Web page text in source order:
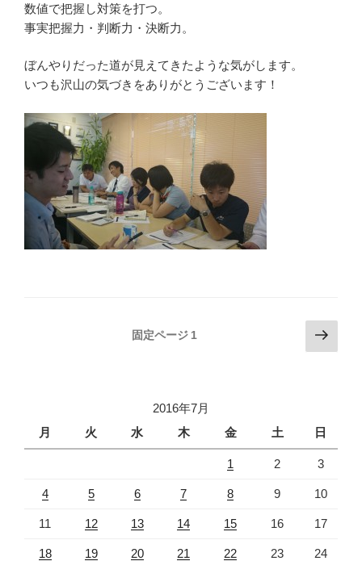
数値で把握し対策を打つ。
事実把握力・判断力・決断力。
ぼんやりだった道が見えてきたような気がします。
いつも沢山の気づきをありがとうございます！
ジ
固定ページ 1
次
の
2016年7月
月
火 水 木 金 土 日
1 2 3
4 5 6 7 8 9 10
11 12 13 14 15 16 17
18 19 20 21 22 23 24